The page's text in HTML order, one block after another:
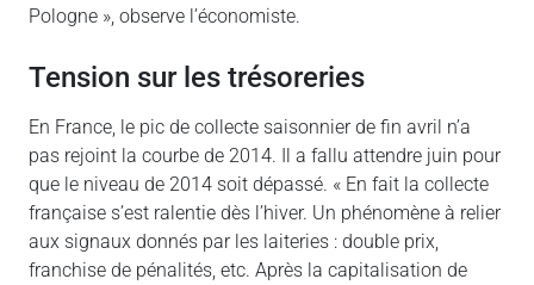
Pologne », observe l’économiste.
Tension sur les trésoreries
En France, le pic de collecte saisonnier de fin avril n’a
pas rejoint la courbe de 2014. Il a fallu attendre juin pour
que le niveau de 2014 soit dépassé. « En fait la collecte
française s’est ralentie dès l’hiver. Un phénomène à relier
aux signaux donnés par les laiteries : double prix,
franchise de pénalités, etc. Après la capitalisation de